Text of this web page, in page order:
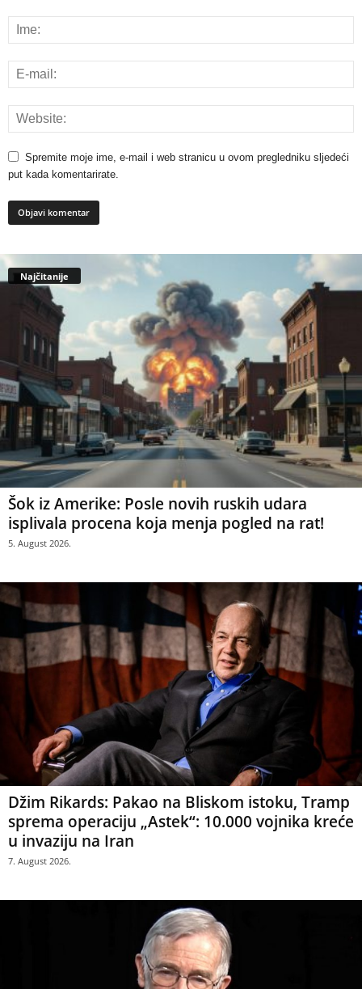
Spremite moje ime, e-mail i web stranicu u ovom pregledniku sljedeći
put kada komentarirate.
Najčitanije
Šok iz Amerike: Posle novih ruskih udara
isplivala procena koja menja pogled na rat!
5. August 2026.
Džim Rikards: Pakao na Bliskom istoku, Tramp
sprema operaciju „Astek“: 10.000 vojnika kreće
u invaziju na Iran
7. August 2026.